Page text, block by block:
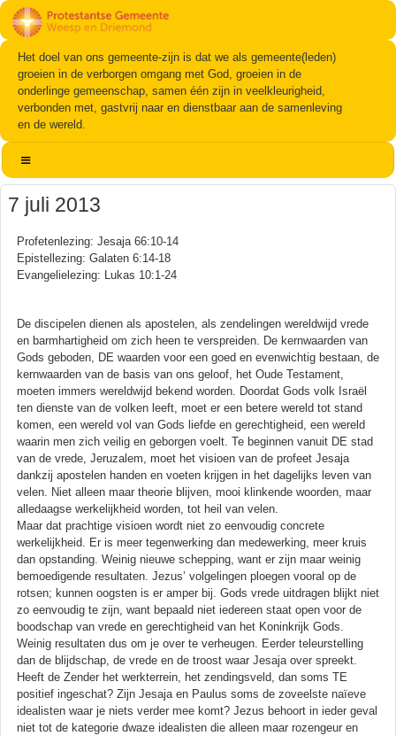
Het doel van ons gemeente-zijn is dat we als gemeente(leden)
groeien in de verborgen omgang met God, groeien in de
onderlinge gemeenschap, samen één zijn in veelkleurigheid,
verbonden met, gastvrij naar en dienstbaar aan de samenleving
en de wereld.
7 juli 2013
Profetenlezing: Jesaja 66:10-14
Epistellezing: Galaten 6:14-18
Evangelielezing: Lukas 10:1-24
De discipelen dienen als apostelen, als zendelingen wereldwijd vrede
en barmhartigheid om zich heen te verspreiden. De kernwaarden van
Gods geboden, DE waarden voor een goed en evenwichtig bestaan, de
kernwaarden van de basis van ons geloof, het Oude Testament,
moeten immers wereldwijd bekend worden. Doordat Gods volk Israël
ten dienste van de volken leeft, moet er een betere wereld tot stand
komen, een wereld vol van Gods liefde en gerechtigheid, een wereld
waarin men zich veilig en geborgen voelt. Te beginnen vanuit DE stad
van de vrede, Jeruzalem, moet het visioen van de profeet Jesaja
dankzij apostelen handen en voeten krijgen in het dagelijks leven van
velen. Niet alleen maar theorie blijven, mooi klinkende woorden, maar
alledaagse werkelijkheid worden, tot heil van velen.
Maar dat prachtige visioen wordt niet zo eenvoudig concrete
werkelijkheid. Er is meer tegenwerking dan medewerking, meer kruis
dan opstanding. Weinig nieuwe schepping, want er zijn maar weinig
bemoedigende resultaten. Jezus’ volgelingen ploegen vooral op de
rotsen; kunnen oogsten is er amper bij. Gods vrede uitdragen blijkt niet
zo eenvoudig te zijn, want bepaald niet iedereen staat open voor de
boodschap van vrede en gerechtigheid van het Koninkrijk Gods.
Weinig resultaten dus om je over te verheugen. Eerder teleurstelling
dan de blijdschap, de vrede en de troost waar Jesaja over spreekt.
Heeft de Zender het werkterrein, het zendingsveld, dan soms TE
positief ingeschat? Zijn Jesaja en Paulus soms de zoveelste naïeve
idealisten waar je niets verder mee komt? Jezus behoort in ieder geval
niet tot de kategorie dwaze idealisten die alleen maar rozengeur en